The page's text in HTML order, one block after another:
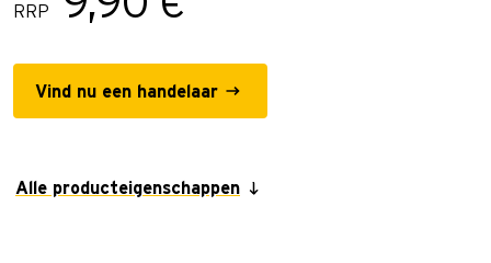
RRP
Vind nu een handelaar
Alle producteigenschappen